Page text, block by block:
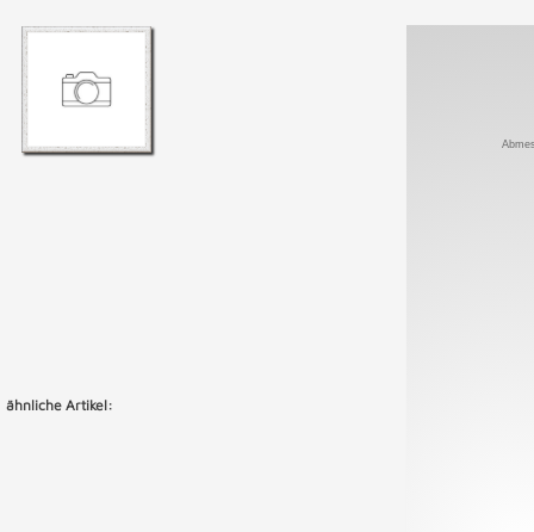
ähnliche Artikel: